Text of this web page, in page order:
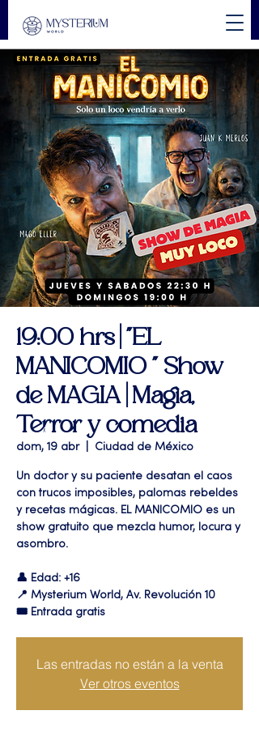
19:00 hrs | "EL
MANICOMIO " Show
de MAGIA | Magia,
Terror y comedia
dom, 19 abr
  |
Ciudad de México
Un doctor y su paciente desatan el caos
con trucos imposibles, palomas rebeldes
y recetas mágicas. EL MANICOMIO es un
show gratuito que mezcla humor, locura y
asombro.
👤 Edad: +16
📍 Mysterium World, Av. Revolución 10
🎟️ Entrada gratis
Las entradas no están a la venta
Ver otros eventos